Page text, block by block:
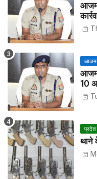
10
प्रदेश
थाने